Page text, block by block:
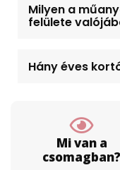
Milyen a
felülete
Hány éves
Mi van a
csomagban?